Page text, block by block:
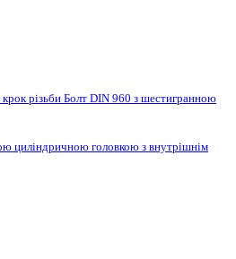
різьби Болт DIN 960 з шестигранною
циліндричною головкою з внутрішнім